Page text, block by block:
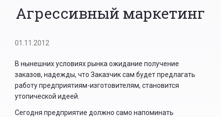
Агрессивный маркетинг
01.11.2012
В нынешних условиях рынка ожидание получение
заказов, надежды, что Заказчик сам будет предлагать
работу предприятиям-изготовителям, становится
утопической идеей.
Сегодня предприятие должно само напоминать